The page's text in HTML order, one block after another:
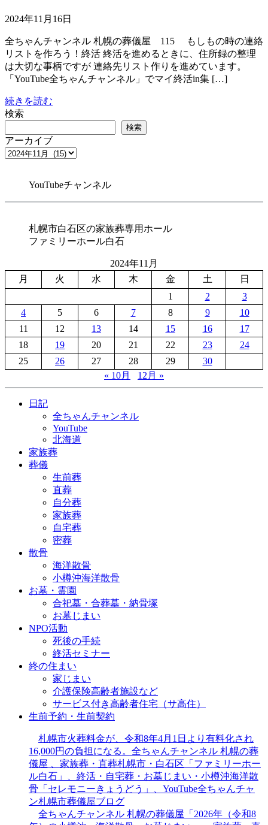
2024年11月16日
全ちゃんチャンネル 札幌の葬儀屋 115 もしもの時の連絡
リストを作ろう！終活 終活を進めるときに、住所録の整理
は大切な事柄ですが 連絡先リスト作りを進めています。
「YouTube全ちゃんチャンネル」でマイ終活in集 […]
続きを読む
検索
検索
アーカイブ
YouTubeチャンネル
札幌市白石区の家族葬専用ホール
ファミリーホール白石
2024年11月
月
火 水 木 金 土
日
1
2
3
4
5 6 7 8 9
10
11
12 13 14 15 16
17
18
19 20 21 22 23
24
25
26 27 28 29
30
« 10月
12月 »
日記
全ちゃんチャンネル
YouTube
北海道
家族葬
葬儀
生前葬
直葬
自分葬
家族葬
自宅葬
密葬
散骨
海洋散骨
小樽沖海洋散骨
お墓・霊園
合祀墓・合葬墓・納骨塚
お墓じまい
NPO活動
死後の手続
終活セミナー
終の住まい
家じまい
介護保険高齢者施設など
サービス付き高齢者住宅（サ高住）
生前予約・生前契約
札幌市火葬料金が、令和8年4月1日より有料化され
16,000円の負担になる。全ちゃんチャンネル 札幌の葬
儀屋 、家族葬・直葬札幌市・白石区「ファミリーホー
ル白石」、終活・自宅葬・お墓じまい・小樽沖海洋散
骨「セレモニーきょうどう」、YouTube全ちゃんチャ
ン札幌市葬儀屋ブログ
全ちゃんチャンネル 札幌の葬儀屋「2026年（令和8